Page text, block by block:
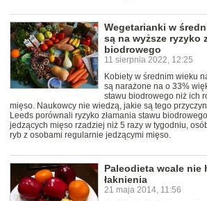
Wegetarianki w
są na wyższe ryzyko
biodrowego
11 sierpnia 2022, 12:25
Kobiety w średnim wieku
są narażone na o 33%
stawu biodrowego niż ich
mięso. Naukowcy nie wiedzą, jakie są tego
Leeds porównali ryzyko złamania stawu
jedzących mięso rzadziej niż 5 razy w tygodniu,
ryb z osobami regularnie jedzącymi mięso.
Paleodieta wcale nie
łaknienia
21 maja 2014, 11:56